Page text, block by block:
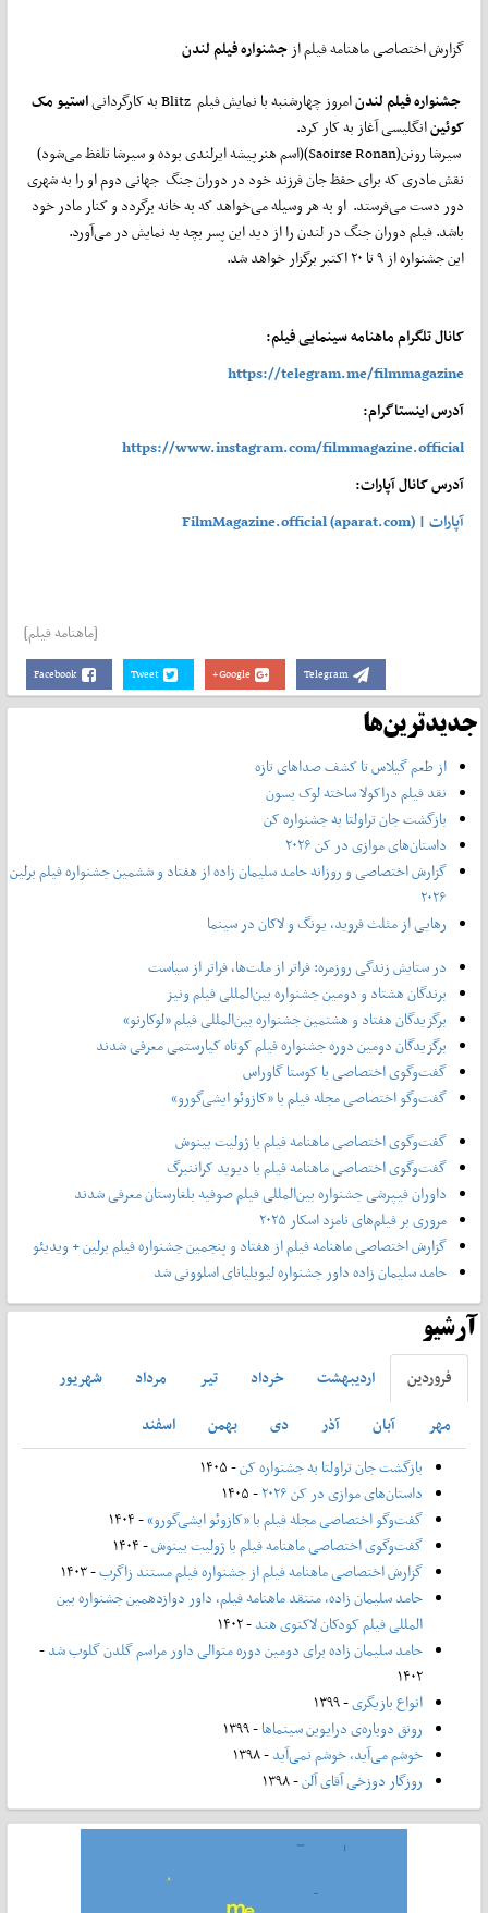
گزارش اختصاصی ماهنامه فیلم از جشنواره فیلم لندن
جشنواره فیلم لندنامروز چهارشنبه با نمایش فیلم Blitz به کارگردانی
استیو مک
کوئینانگلیسی آغاز به کار کرد.
سیرشا رونن(Saoirse Ronan)(اسم هنرپیشه ایرلندی بوده و سیرشا تلفظ می‌شود)
نقش مادری که برای حفظ جان فرزند خود در دوران جنگ جهانی دوم او را به شهری
دور دست می‌فرستد. او به هر وسیله می‌خواهد که به خانه برگردد و کنار مادر خود
باشد. فیلم دوران جنگ در لندن را از دید این پسر بچه به نمایش در می‌آورد.
این جشنواره از ۹ تا ۲۰ اکتبر برگزار خواهد شد.
کانال تلگرام ماهنامه سینمایی فیلم:
https://telegram.me/filmmagazine
آدرس اینستاگرام:
https://www.instagram.com/filmmagazine.official
آدرس کانال آپارات:
آپارات | FilmMagazine.official (aparat.com)
[ماهنامه فیلم]
Facebook Tweet Google+ Telegram
جدیدترین‌ها
از طعم گیلاس تا کشف صداهای تازه
نقد فیلم دراکولا ساخته لوک بسون
بازگشت جان تراولتا به جشنواره کن
داستان‌های موازی در کن ۲۰۲۶
گزارش اختصاصی و روزانه حامد سلیمان زاده از هفتاد و‌ ششمین جشنواره فیلم برلین
۲۰۲۶
رهایی از مثلث فروید، یونگ و لاکان در سینما
در ستایش زندگی روزمره: فراتر از ملت‌ها، فراتر از سیاست
برندگان هشتاد و دومین جشنواره بین‌المللی فیلم ونیز
برگزیدگان هفتاد و هشتمین جشنواره بین‌المللی فیلم «لوکارنو»
برگزیدگان دومین دوره جشنواره فیلم کوتاه کیارستمی معرفی شدند
گفت‌وگوی اختصاصی با کوستا گاوراس
گفت‌وگو اختصاصی مجله فیلم با «کازوئو ایشی‌گورو»
گفت‌وگوی اختصاصی ماهنامه فیلم با ژولیت بینوش
گفت‌وگوی اختصاصی ماهنامه فیلم با دیوید کراننبرگ
داوران فیپرشی جشنواره بین‌المللی فیلم صوفیه بلغارستان معرفی شدند
مروری بر فیلم‌های نامزد اسکار ۲۰۲۵
گزارش اختصاصی ماهنامه فیلم از هفتاد و پنجمین جشنواره فیلم برلین + ویدیئو
حامد سلیمان زاده داور جشنواره لیوبلیانای اسلوونی شد
آرشیو
فروردين ارديبهشت خرداد تير مرداد
شهريور
مهر
آبان آذر دی بهمن
اسفند
بازگشت جان تراولتا به جشنواره کن- ۱۴۰۵
داستان‌های موازی در کن ۲۰۲۶
- ۱۴۰۵
گفت‌وگو اختصاصی مجله فیلم با «کازوئو ایشی‌گورو»- ۱۴۰۴
گفت‌وگوی اختصاصی ماهنامه فیلم با ژولیت بینوش- ۱۴۰۴
گزارش اختصاصی ماهنامه فیلم از جشنواره فیلم مستند زاگرب- ۱۴۰۳
حامد سلیمان زاده، منتقد ماهنامه فیلم، داور دوازدهمین جشنواره بین
المللی فیلم کودکان لاکنوی هند- ۱۴۰۲
حامد سلیمان زاده برای دومین دوره متوالی داور مراسم گلدن گلوب شد-
۱۴۰۲
انواع بازیگری- ۱۳۹۹
رونق دوباره‌ی درایوین سینماها- ۱۳۹۹
خوشم می‌آید، خوشم نمی‌آید- ۱۳۹۸
روزگار دوزخی آقای آلن- ۱۳۹۸